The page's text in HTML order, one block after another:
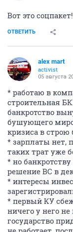
Вот это соцпакет!
ОТВЕТИТЬ
alex mart
activist
05 августа
* работаю в
строительная
банкротство
бушующего
кризиса в строю
* зарплаты нет,
таких трат уже
* но
решение ВС в
* интересы
* первый КУ
ничего у него
государство